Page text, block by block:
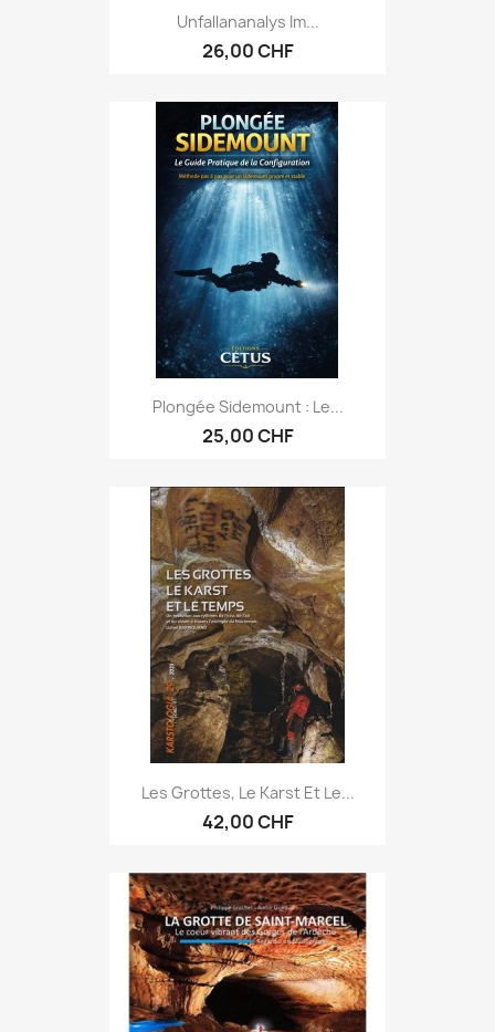
Unfallananalys Im...
26,00 CHF
Plongée Sidemount : Le...
25,00 CHF
Les Grottes, Le Karst Et Le...
42,00 CHF